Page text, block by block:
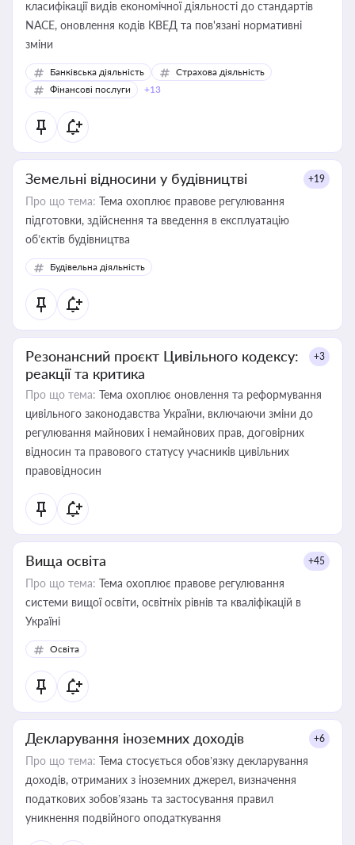
класифікації видів економічної діяльності до стандартів
NACE, оновлення кодів КВЕД та пов'язані нормативні
зміни
Банківська діяльність
Страхова діяльність
Фінансові послуги
+13
Земельні відносини у будівництві +19
Про що тема: Тема охоплює правове регулювання
підготовки, здійснення та введення в експлуатацію
об’єктів будівництва
Будівельна діяльність
Резонансний проєкт Цивільного кодексу:
реакції та критика
+3
Про що тема: Тема охоплює оновлення та реформування
цивільного законодавства України, включаючи зміни до
регулювання майнових і немайнових прав, договірних
відносин та правового статусу учасників цивільних
правовідносин
Вища освіта +45
Про що тема: Тема охоплює правове регулювання
системи вищої освіти, освітніх рівнів та кваліфікацій в
Україні
Освіта
Декларування іноземних доходів +6
Про що тема: Тема стосується обов’язку декларування
доходів, отриманих з іноземних джерел, визначення
податкових зобов’язань та застосування правил
уникнення подвійного оподаткування